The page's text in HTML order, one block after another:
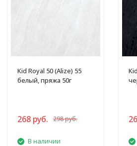
Kid Royal 50 (Alize) 55
белый, пряжа 50г
268 руб. 298 руб.
В наличии